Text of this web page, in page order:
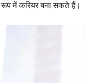
रूप में करियर बना सकते हैं।